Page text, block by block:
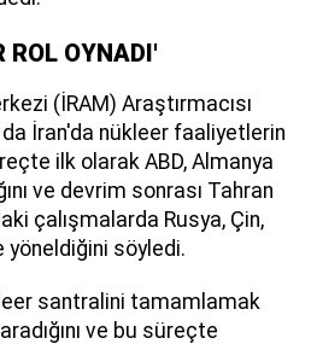
ROL OYNADI'
(İRAM) Araştırmacısı
İran'da nükleer faaliyetlerin
ilk olarak ABD, Almanya
ve devrim sonrası Tahran
çalışmalarda Rusya, Çin,
yöneldiğini söyledi.
santralini tamamlamak
ve bu süreçte